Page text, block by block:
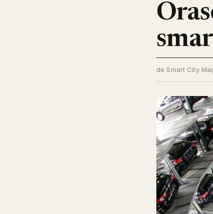
de Smart City